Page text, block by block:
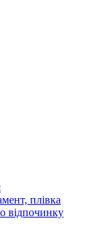
плівка
відпочинку